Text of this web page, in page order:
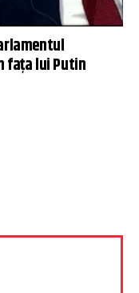
fața lui Putin